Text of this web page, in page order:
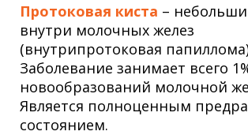
Протоковая киста –
внутри молочных желез
(внутрипротоковая
Заболевание занимает всего
новообразований молочной
Является полноценным
состоянием.